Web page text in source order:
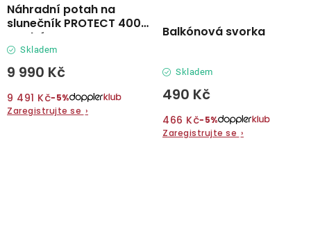
Náhradní potah na
slunečník PROTECT 400P
modrá
Skladem
9 990 Kč
9 491 Kč−5%
Zaregistrujte se ›
Balkónová svorka
Skladem
490 Kč
466 Kč−5%
Zaregistrujte se ›